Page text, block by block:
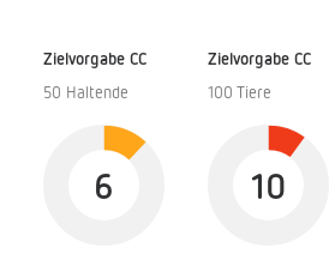
Zielvorgabe CC
50 Haltende
6
Zielvorgabe CC
100 Tiere
10